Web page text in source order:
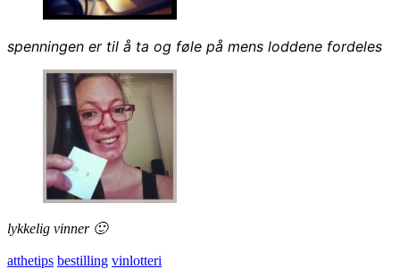
spenningen er til å ta og føle på mens loddene fordeles
lykkelig vinner 🙂
atthetips bestilling vinlotteri